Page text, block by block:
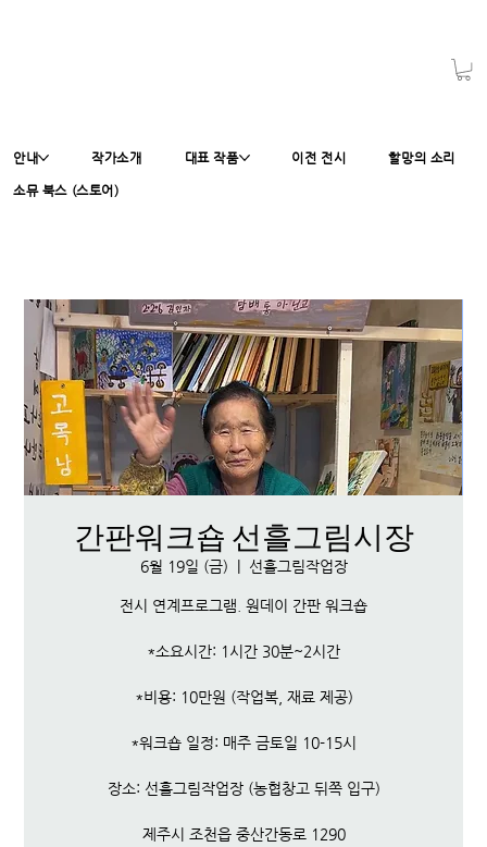
안내 작가소개 대표 작품 이전 전시 할망의 소리
소뮤 북스 (스토어)
간판워크숍 선흘그림시장
6월 19일 (금) 선흘그림작업장
전시 연계프로그램. 원데이 간판 워크숍
*소요시간: 1시간 30분~2시간
*비용: 10만원 (작업복, 재료 제공)
*워크숍 일정: 매주 금토일 10-15시
장소: 선흘그림작업장 (농협창고 뒤쪽 입구)
제주시 조천읍 중산간동로 1290